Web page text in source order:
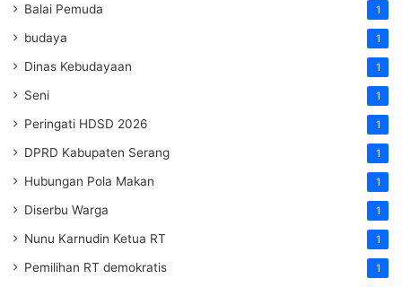
Balai Pemuda 1
budaya 1
Dinas Kebudayaan 1
Seni 1
Peringati HDSD 2026 1
DPRD Kabupaten Serang 1
Hubungan Pola Makan 1
Diserbu Warga 1
Nunu Karnudin Ketua RT 1
Pemilihan RT demokratis 1